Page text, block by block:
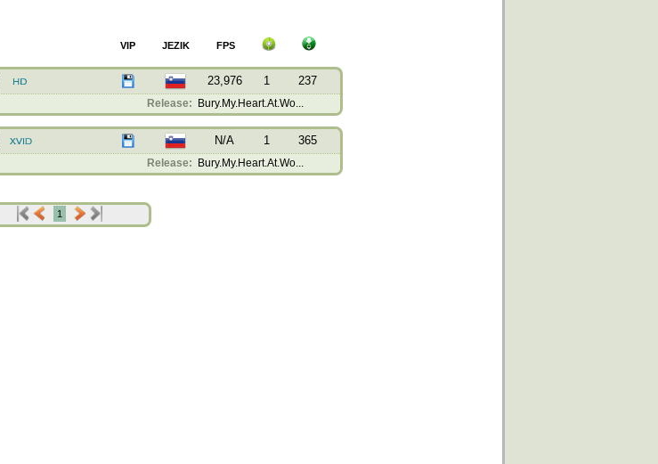
FPS
JEZIK
VIP
23,976 1 237
Release: Bury.My.Heart.At.Wo...
N/A 1 365
Release: Bury.My.Heart.At.Wo...
1